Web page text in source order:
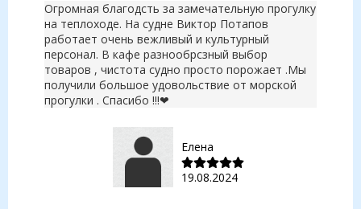
Огромная благодсть за замечательную прогулку
на теплоходе. На судне Виктор Потапов
работает очень вежливый и культурный
персонал. В кафе разнообрсзный выбор
товаров , чистота судно просто порожает .Мы
получили большое удовольствие от морской
прогулки . Спасибо !!!❤
Елена
19.08.2024